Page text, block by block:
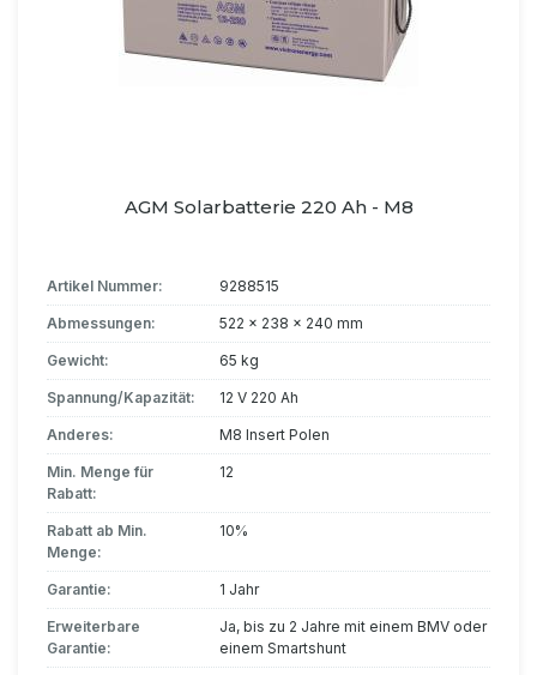
AGM Solarbatterie 220 Ah - M8
Artikel Nummer: 9288515
Abmessungen: 522 x 238 x 240 mm
Gewicht: 65 kg
Spannung/Kapazität: 12 V 220 Ah
Anderes: M8 Insert Polen
Min. Menge für
Rabatt:
12
Rabatt ab Min.
Menge:
10%
Garantie: 1 Jahr
Erweiterbare
Garantie:
Ja, bis zu 2 Jahre mit einem BMV oder
einem Smartshunt